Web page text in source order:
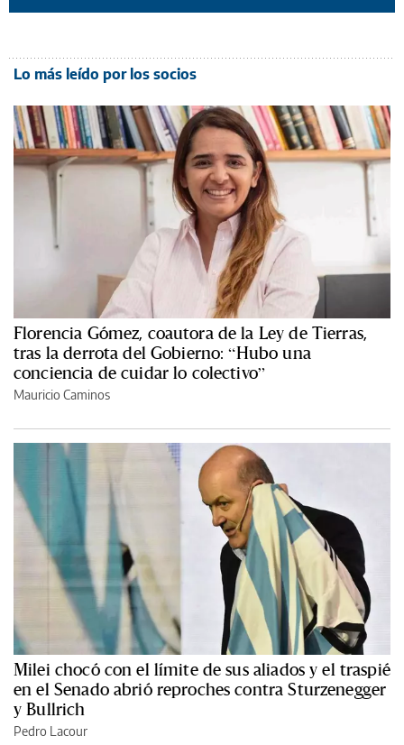
Lo más leído por los socios
Florencia Gómez, coautora de la Ley de Tierras,
tras la derrota del Gobierno: “Hubo una
conciencia de cuidar lo colectivo”
Mauricio Caminos
Milei chocó con el límite de sus aliados y el traspié
en el Senado abrió reproches contra Sturzenegger
y Bullrich
Pedro Lacour